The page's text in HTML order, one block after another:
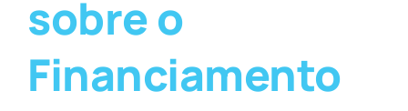
sobre o
Financiamento